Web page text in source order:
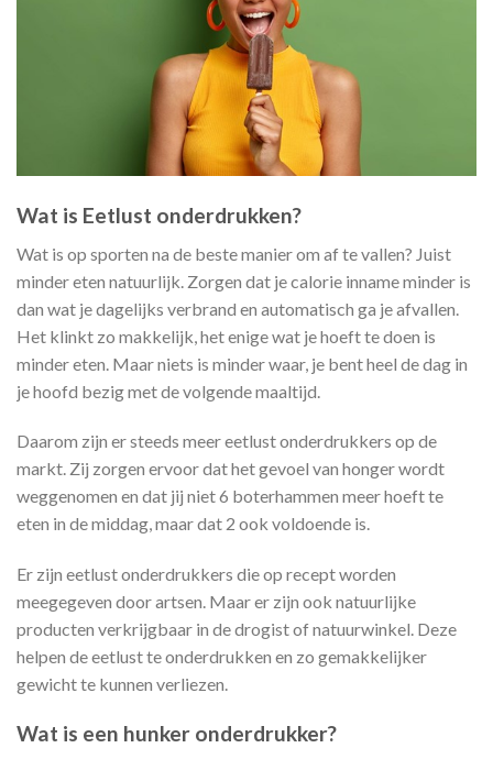
Wat is Eetlust onderdrukken?
Wat is op sporten na de beste manier om af te vallen? Juist
minder eten natuurlijk. Zorgen dat je calorie inname minder is
dan wat je dagelijks verbrand en automatisch ga je afvallen.
Het klinkt zo makkelijk, het enige wat je hoeft te doen is
minder eten. Maar niets is minder waar, je bent heel de dag in
je hoofd bezig met de volgende maaltijd.
Daarom zijn er steeds meer eetlust onderdrukkers op de
markt. Zij zorgen ervoor dat het gevoel van honger wordt
weggenomen en dat jij niet 6 boterhammen meer hoeft te
eten in de middag, maar dat 2 ook voldoende is.
Er zijn eetlust onderdrukkers die op recept worden
meegegeven door artsen. Maar er zijn ook natuurlijke
producten verkrijgbaar in de drogist of natuurwinkel. Deze
helpen de eetlust te onderdrukken en zo gemakkelijker
gewicht te kunnen verliezen.
Wat is een hunker onderdrukker?